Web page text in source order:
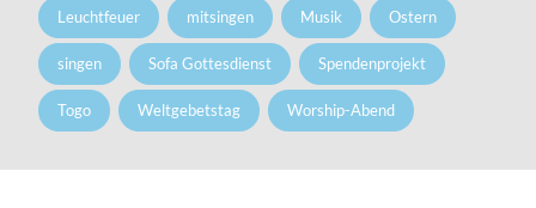
Leuchtfeuer mitsingen Musik Ostern
singen Sofa Gottesdienst Spendenprojekt
Togo Weltgebetstag Worship-Abend